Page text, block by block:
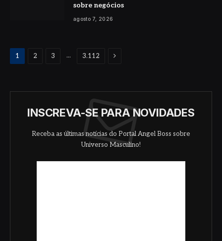
sobre negócios
agosto 7, 2026
1 2 3 ... 3.112 Proximo
INSCREVA-SE PARA NOVIDADES
Receba as últimas notícias do Portal Angel Boss sobre
Universo Masculino!